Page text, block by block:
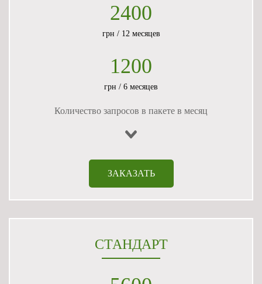
2400
грн / 12 месяцев
1200
грн / 6 месяцев
Количество запросов в пакете в месяц
ЗАКАЗАТЬ
СТАНДАРТ